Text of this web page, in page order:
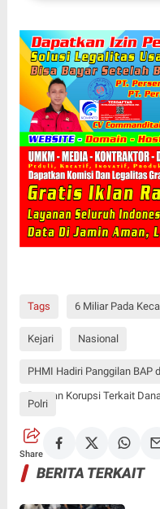
Tags 6 Miliar Pada
Kejari Nasional
PHMI Hadiri Panggilan BAP
Dugaan Korupsi Terkait
Polri
Share
BERITA TERKAIT